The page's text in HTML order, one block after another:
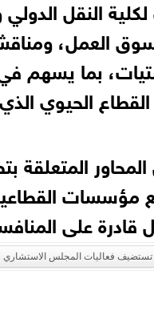
النقل الدولي
سوق العمل،
بما يسهم
الحيوي
المتعلقة
مؤسسات
قادرة على
تستضيف فعاليات المجلس الاستشاري